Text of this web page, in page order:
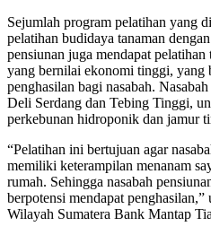
Sejumlah program pelatihan yang
pelatihan budidaya tanaman
pensiunan juga mendapat
yang bernilai ekonomi tinggi, yang
penghasilan bagi nasabah.
Deli Serdang dan Tebing Tinggi,
perkebunan hidroponik dan jamur
“Pelatihan ini bertujuan agar
memiliki keterampilan menanam
rumah. Sehingga nasabah
berpotensi mendapat
Wilayah Sumatera Bank Mantap